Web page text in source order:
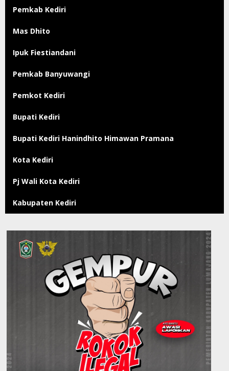
Pemkab Kediri
Mas Dhito
Ipuk Fiestiandani
Pemkab Banyuwangi
Pemkot Kediri
Bupati Kediri
Bupati Kediri Hanindhito Himawan Pramana
Kota Kediri
Pj Wali Kota Kediri
Kabupaten Kediri